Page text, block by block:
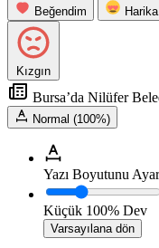
Beğendim Harika
Kızgın
Bursa’da Nilüfer
Normal (100%)
Yazı Boyutunu
Küçük 100% Dev
Varsayılana dön